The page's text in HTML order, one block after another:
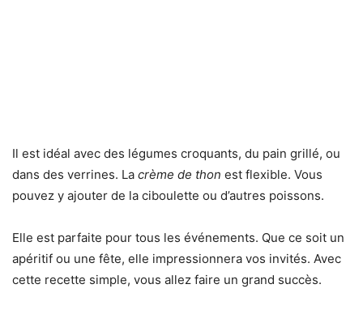
Il est idéal avec des légumes croquants, du pain grillé, ou
dans des verrines. La crème de thon est flexible. Vous
pouvez y ajouter de la ciboulette ou d’autres poissons.
Elle est parfaite pour tous les événements. Que ce soit un
apéritif ou une fête, elle impressionnera vos invités. Avec
cette recette simple, vous allez faire un grand succès.